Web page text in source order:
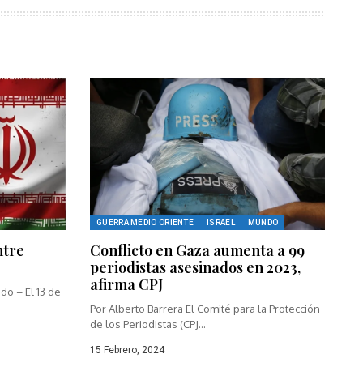
– El 13 de
GUERRA MEDIO ORIENTE ISRAEL MUNDO
Conflicto en Gaza aumenta a 99
periodistas asesinados en 2023,
afirma CPJ
Por Alberto Barrera El Comité para la Protección
de los Periodistas (CPJ...
15 Febrero, 2024